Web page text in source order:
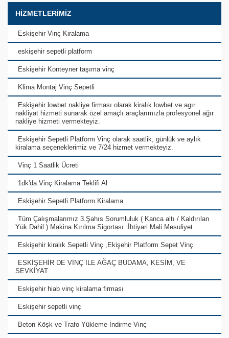
HİZMETLERİMİZ
Eskişehir Vinç Kiralama
eskişehir sepetli platform
Eskişehir Konteyner taşıma vinç
Klima Montaj Vinç Sepetli
Eskişehir lowbet nakliye firması olarak kiralık lowbet ve agır
nakliyat hizmeti sunarak özel amaçlı araçlarımızla profesyonel ağır
nakliye hizmeti vermekteyiz.
Eskişehir Sepetli Platform Vinç olarak saatlik, günlük ve aylık
kiralama seçeneklerimiz ve 7/24 hizmet vermekteyiz.
Vinç 1 Saatlik Ücreti
1dk'da Vinç Kiralama Teklifi Al
Eskişehir Sepetli Platform Kiralama
Tüm Çalışmalarımız 3.Şahıs Sorumluluk ( Kanca altı / Kaldırılan
Yük Dahil ) Makina Kırılma Sigortası. İhtiyari Mali Mesuliyet
Eskişehir kiralık Sepetli Vinç ,Ekişehir Platform Sepet Vinç
ESKİŞEHİR DE VİNÇ İLE AĞAÇ BUDAMA, KESİM, VE
SEVKİYAT
Eskişehir hiab vinç kiralama firması
Eskişehir sepetli vinç
Beton Köşk ve Trafo Yükleme İndirme Vinç